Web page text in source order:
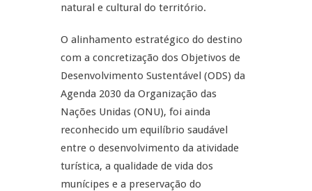
natural e cultural do território.
O alinhamento estratégico do destino
com a concretização dos Objetivos de
Desenvolvimento Sustentável (ODS) da
Agenda 2030 da Organização das
Nações Unidas (ONU), foi ainda
reconhecido um equilíbrio saudável
entre o desenvolvimento da atividade
turística, a qualidade de vida dos
munícipes e a preservação do